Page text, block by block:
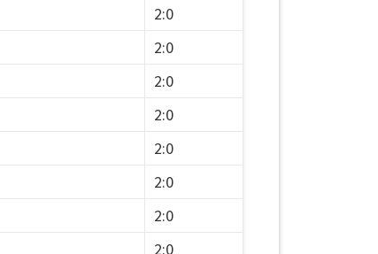
2:0
2:0
2:0
2:0
2:0
2:0
2:0
2:0